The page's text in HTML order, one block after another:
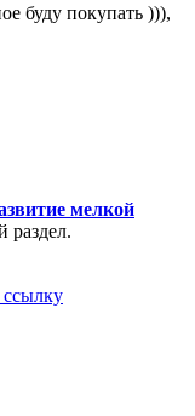
буду покупать ))),
мелкой
раздел.